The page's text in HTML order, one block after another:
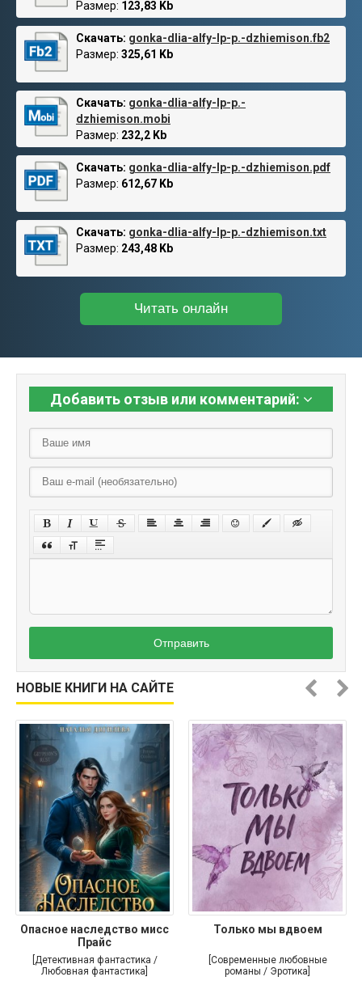
Размер: 123,83 Kb
Скачать: gonka-dlia-alfy-lp-p.-dzhiemison.fb2
Размер: 325,61 Kb
Скачать: gonka-dlia-alfy-lp-p.-
dzhiemison.mobi
Размер: 232,2 Kb
Скачать: gonka-dlia-alfy-lp-p.-dzhiemison.pdf
Размер: 612,67 Kb
Скачать: gonka-dlia-alfy-lp-p.-dzhiemison.txt
Размер: 243,48 Kb
Читать онлайн
Добавить отзыв или комментарий:
Отправить
НОВЫЕ КНИГИ НА САЙТЕ
Опасное наследство мисс
Прайс
[Детективная фантастика /
Любовная фантастика]
Только мы вдвоем
[Современные любовные
романы / Эротика]